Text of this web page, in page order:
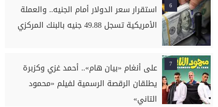
6
استقرار سعر الدولار أمام الجنيه.. والعملة
الأمريكية تسجل 49.88 جنيه بالبنك المركزي
7
على أنغام «بيان هام».. أحمد غزي وكزبرة
يطلقان الرقصة الرسمية لفيلم «محمود
التاني»